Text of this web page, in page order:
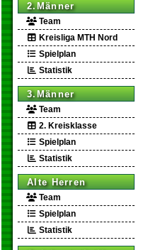
2.Männer
Team
Kreisliga MTH Nord
Spielplan
Statistik
3.Männer
Team
2. Kreisklasse
Spielplan
Statistik
Alte Herren
Team
Spielplan
Statistik